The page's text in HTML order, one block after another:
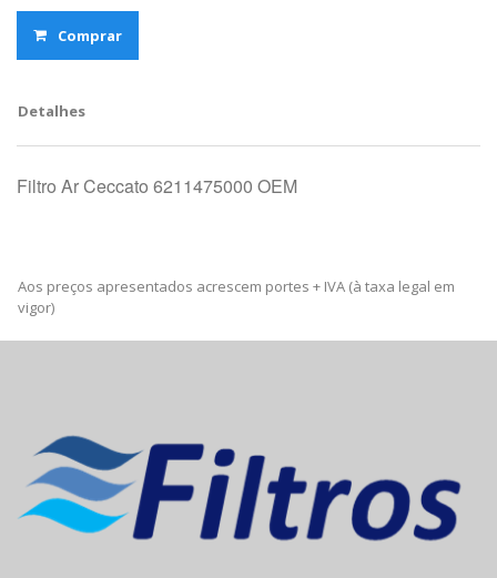
Comprar
Detalhes
Filtro Ar Ceccato 6211475000 OEM
Aos preços apresentados acrescem portes + IVA (à taxa legal em
vigor)